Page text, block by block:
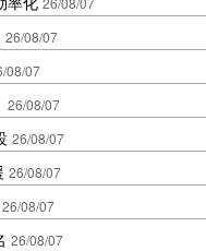
26/08/07
08/07
26/08/07
26/08/07
26/08/07
26/08/07
26/08/07